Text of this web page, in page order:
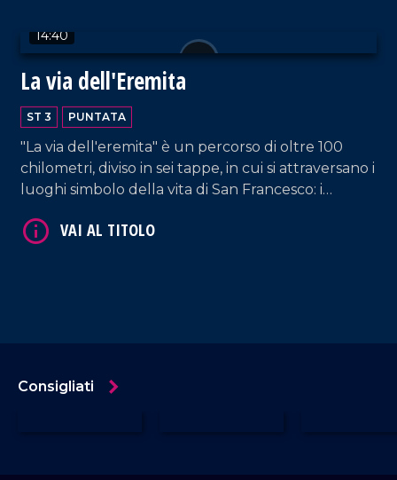
14:40
La via dell'Eremita
ST 3 PUNTATA
"La via dell'eremita" è un percorso di oltre 100
chilometri, diviso in sei tappe, in cui si attraversano i
luoghi simbolo della vita di San Francesco: i
circostanti. Il cammino ha inizio a San Marco
Consigliati